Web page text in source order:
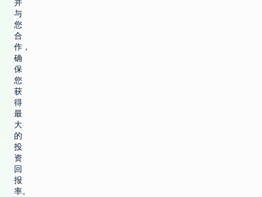
并
与
您
合
作，
确
保
您
获
得
最
大
的
投
资
回
报
率。